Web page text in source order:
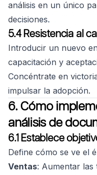
análisis en un único
decisiones.
5.4 Resistencia al
Introducir un nuevo
capacitación y
Concéntrate en
impulsar la adopción.
6. Cómo
análisis de
6.1 Establece
Define cómo se ve el
Ventas: Aumentar las